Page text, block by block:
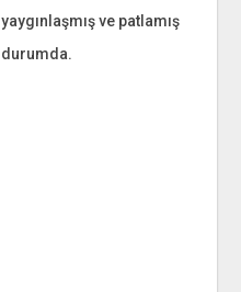
yaygınlaşmış ve patlamış
durumda.